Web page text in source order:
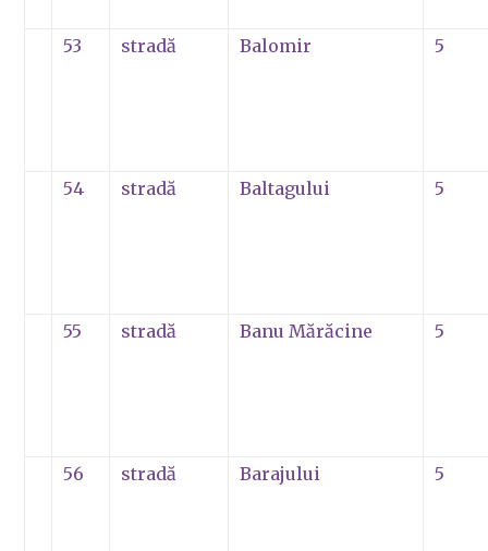
53 stradă Balomir 5
54 stradă Baltagului 5
55 stradă Banu Mărăcine 5
56 stradă Barajului 5